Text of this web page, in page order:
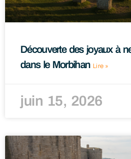
Découverte des joyaux à
dans le Morbihan Lire »
juin 15, 2026